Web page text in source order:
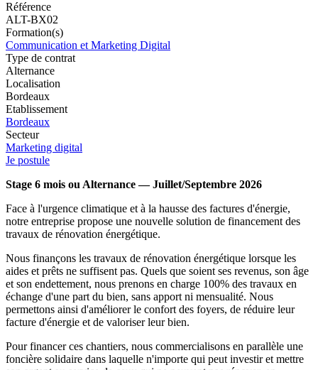
Référence
ALT-BX02
Formation(s)
Communication et Marketing Digital
Type de contrat
Alternance
Localisation
Bordeaux
Etablissement
Bordeaux
Secteur
Marketing digital
Je postule
Stage 6 mois ou Alternance — Juillet/Septembre 2026
Face à l'urgence climatique et à la hausse des factures d'énergie,
notre entreprise propose une nouvelle solution de financement des
travaux de rénovation énergétique.
Nous finançons les travaux de rénovation énergétique lorsque les
aides et prêts ne suffisent pas. Quels que soient ses revenus, son âge
et son endettement, nous prenons en charge 100% des travaux en
échange d'une part du bien, sans apport ni mensualité. Nous
permettons ainsi d'améliorer le confort des foyers, de réduire leur
facture d'énergie et de valoriser leur bien.
Pour financer ces chantiers, nous commercialisons en parallèle une
foncière solidaire dans laquelle n'importe qui peut investir et mettre